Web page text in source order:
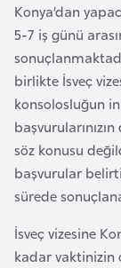
Konya’dan
5-7 iş günü
birlikte İsveç
konsolosluğun
söz konusu
başvurular
sürede
İsveç vizesine
kadar vaktinizin
E
r
m
e
n
i
s
t
n